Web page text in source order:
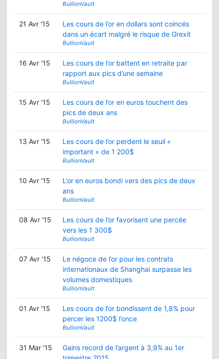
BullionVault
21 Avr '15
Les cours de l’or en dollars sont coincés
dans un écart malgré le risque de Grexit
BullionVault
16 Avr '15
Les cours de l’or battent en retraite par
rapport aux pics d’une semaine
BullionVault
15 Avr '15
Les cours de l’or en euros touchent des
pics de deux ans
BullionVault
13 Avr '15
Les cours de l’or perdent le seuil «
important » de 1 200$
BullionVault
10 Avr '15
L’or en euros bondi vers des pics de deux
ans
BullionVault
08 Avr '15
Les cours de l’or favorisent une percée
vers les 1 300$
BullionVault
07 Avr '15
Le négoce de l’or pour les contrats
internationaux de Shanghai surpasse les
volumes domestiques
BullionVault
01 Avr '15
Les cours de l’or bondissent de 1,8% pour
percer les 1200$ l’once
BullionVault
31 Mar '15
Gains record de l’argent à 3,9% au 1er